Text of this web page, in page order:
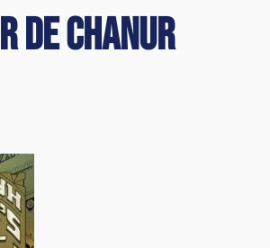
de Chanur